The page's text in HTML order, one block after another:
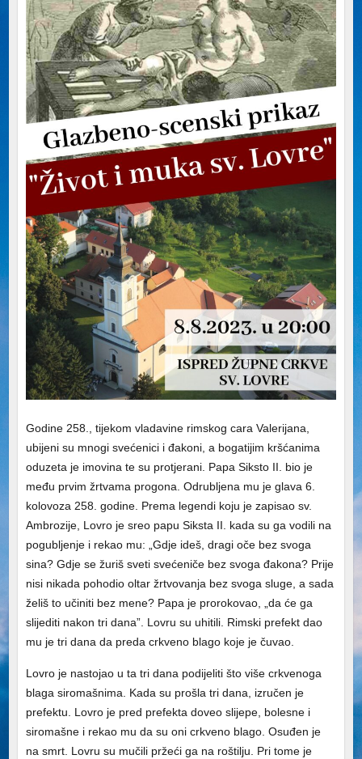
Godine 258., tijekom vladavine rimskog cara Valerijana
ubijeni su mnogi svećenici i đakoni, a bogatijim kršćanima
oduzeta je imovina te su protjerani. Papa Siksto II. bio je
među prvim žrtvama progona. Odrubljena mu je glava 6.
kolovoza 258. godine. Prema legendi koju je zapisao sv.
Ambrozije, Lovro je sreo papu Siksta II. kada su ga vodili na
pogubljenje i rekao mu: „Gdje ideš, dragi oče bez svoga
sina? Gdje se žuriš sveti svećeniče bez svoga đakona? Prije
nisi nikada pohodio oltar žrtvovanja bez svoga sluge, a sada
želiš to učiniti bez mene? Papa je prorokovao, „da će ga
slijediti nakon tri dana”. Lovru su uhitili. Rimski prefektdao
mu je tri dana da preda crkveno blago koje je čuvao.
Lovro je nastojao u ta tri dana podijeliti što više crkvenoga
blaga siromašnima. Kada su prošla tri dana, izručen je
prefektu. Lovro je pred prefekta doveo slijepe, bolesne i
siromašne i rekao mu da su oni crkveno blago. Osuđen je
na smrt. Lovru su mučili pržeći ga na roštilju . Pri tome je